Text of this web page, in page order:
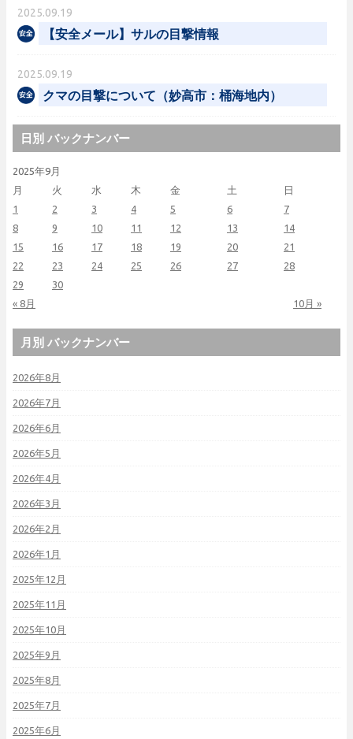
2025.09.19
【安全メール】サルの目撃情報
2025.09.19
クマの目撃について（妙高市：桶海地内）
日別 バックナンバー
2025年9月
月
火 水 木 金 土 日
« 8月 10月 »
1 2 3 4 5 6
7
8
9 10 11 12 13
14
15
16 17 18 19 20
21
22
23 24 25 26 27
28
29
30
月別 バックナンバー
2026年8月
2026年7月
2026年6月
2026年5月
2026年4月
2026年3月
2026年2月
2026年1月
2025年12月
2025年11月
2025年10月
2025年9月
2025年8月
2025年7月
2025年6月